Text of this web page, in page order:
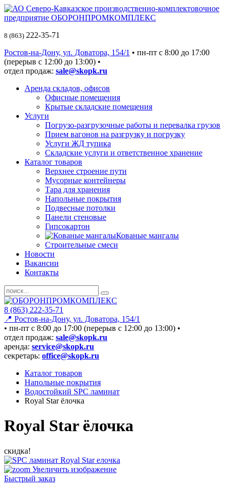
8 (863) 222-35-71
Ростов-на-Дону, ул. Доватора, 154/1 • пн-пт c 8:00 до 17:00
(перерыв с 12:00 до 13:00) •
отдел продаж: sale@skopk.ru
Аренда складов, офисов
Офисные помещения
Крытые складские помещения
Услуги
Погрузо-разгрузочные работы и перевалка грузов
Прием вагонов на разгрузку и погрузку
Услуги ЖД тупика
Складские услуги и ответственное хранение
Каталог товаров
Верхнее строение пути
Мусорные контейнеры
Тара для хранения
Напольные покрытия
Подвесные потолки
Панели стеновые
Гипсокартон
Кованые мангалы
Строительные смеси
Новости
Вакансии
Контакты
8 (863) 222-35-71
📍 Ростов-на-Дону, ул. Доватора, 154/1
• пн-пт c 8:00 до 17:00 (перерыв с 12:00 до 13:00) •
отдел продаж: sale@skopk.ru
аренда: service@skopk.ru
секретарь: office@skopk.ru
Каталог товаров
Напольные покрытия
Водостойкий SPC ламинат
Royal Star ёлочка
Royal Star ёлочка
скидка!
Увеличить изображение
Быстрый заказ